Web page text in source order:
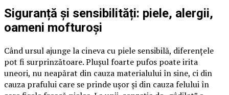
Siguranță și sensibilități: piele, alergii,
oameni mofturoși
Când ursul ajunge la cineva cu piele sensibilă, diferențele
pot fi surprinzătoare. Plușul foarte pufos poate irita
uneori, nu neapărat din cauza materialului în sine, ci din
cauza prafului care se prinde ușor și din cauza felului în